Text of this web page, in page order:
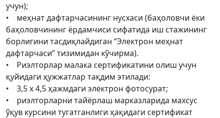
учун);
• меҳнат дафтарчасининг нусхаси (баҳоловчи ёки
баҳоловчининг ёрдамчиси сифатида иш стажининг
борлигини тасдиқлайдиган “Электрон меҳнат
дафтарчаси” тизимидан кўчирма).
• Риэлторлар малака сертификатини олиш учун
қуйидаги ҳужжатлар тақдим этилади:
• 3,5 х 4,5 ҳажмдаги электрон фотосурат;
• риэлторларни тайёрлаш марказларида махсус
ўқув курсини тугатганлиги ҳақидаги сертификат